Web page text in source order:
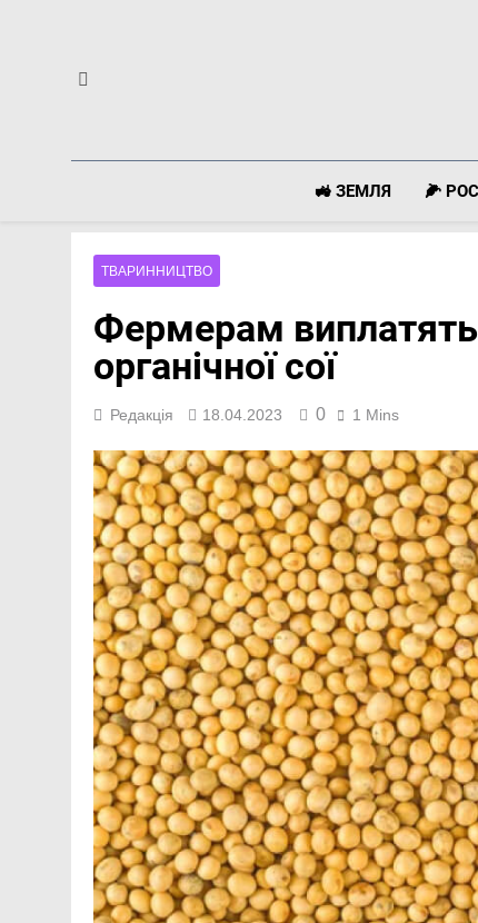
🚜 ЗЕМЛЯ 🌽
ТВАРИННИЦТВО
Фермерам виплатять
органічної сої
Редакція 18.04.2023 0 1 Mins